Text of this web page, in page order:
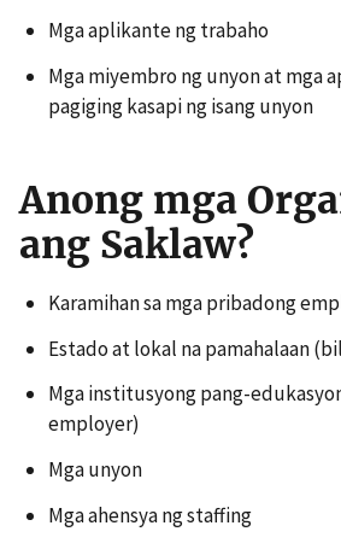
Mga aplikante ng trabaho
Mga miyembro ng unyon at mga
pagiging kasapi ng isang unyon
Anong mga
ang Saklaw?
Karamihan sa mga pribadong
Estado at lokal na pamahalaan
Mga institusyong pang-
employer)
Mga unyon
Mga ahensya ng staffing